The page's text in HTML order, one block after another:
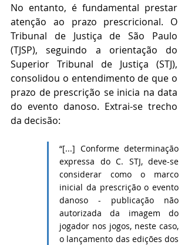
No entanto, é fundamental prestar
atenção ao prazo prescricional. O
Tribunal de Justiça de São Paulo
(TJSP), seguindo a orientação do
Superior Tribunal de Justiça (STJ),
consolidou o entendimento de que o
prazo de prescrição se inicia na data
do evento danoso. Extrai-se trecho
da decisão:
“[...] Conforme determinação
expressa do C. STJ, deve-se
considerar como o marco
inicial da prescrição o evento
danoso - publicação não
autorizada da imagem do
jogador nos jogos, neste caso,
o lançamento das edições dos